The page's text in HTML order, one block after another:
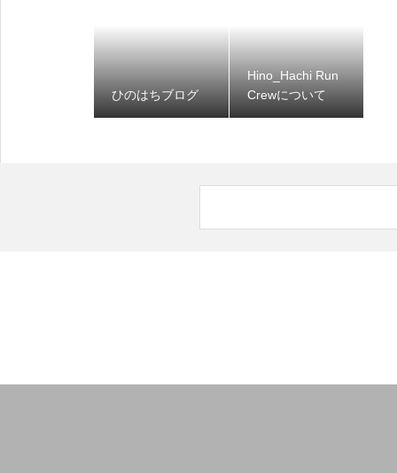
ひのはちブログ
Hino_Hachi Run
Crewについて